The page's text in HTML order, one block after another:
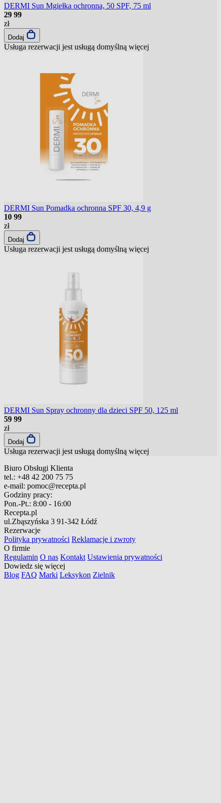
DERMI Sun Mgiełka ochronna, 50 SPF, 75 ml
29 99
zł
Dodaj
Usługa rezerwacji jest usługą domyślną więcej
DERMI Sun Pomadka ochronna SPF 30, 4,9 g
10 99
zł
Dodaj
Usługa rezerwacji jest usługą domyślną więcej
DERMI Sun Spray ochronny dla dzieci SPF 50, 125 ml
59 99
zł
Dodaj
Usługa rezerwacji jest usługą domyślną więcej
Biuro Obsługi Klienta
tel.: +48 42 200 75 75
e-mail: pomoc@recepta.pl
Godziny pracy:
Pon.-Pt.: 8:00 - 16:00
Recepta.pl
ul.Zbąszyńska 3 91-342 Łódź
Rezerwacje
Polityka prywatności Reklamacje i zwroty
O firmie
Regulamin O nas Kontakt Ustawienia prywatności
Dowiedz się więcej
Blog FAQ Marki Leksykon Zielnik